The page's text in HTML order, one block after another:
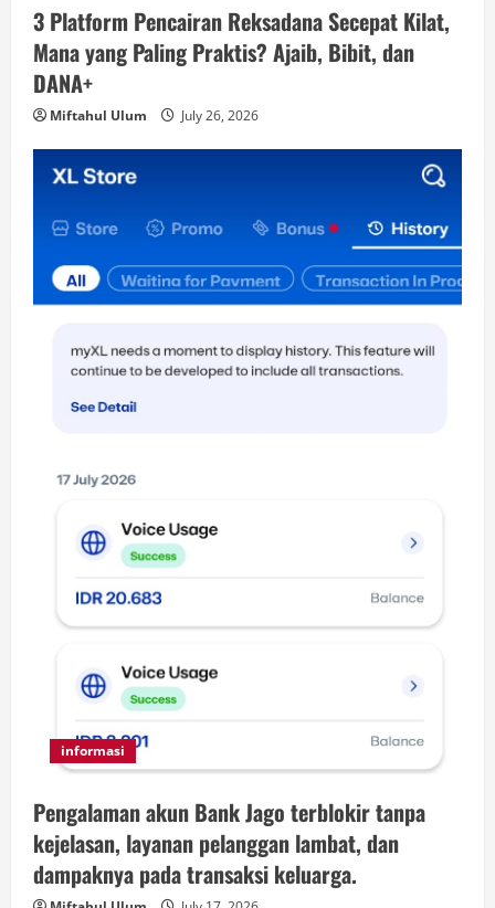
3 Platform Pencairan Reksadana Secepat Kilat,
Mana yang Paling Praktis? Ajaib, Bibit, dan
DANA+
Miftahul Ulum July 26, 2026
informasi
Pengalaman akun Bank Jago terblokir tanpa
kejelasan, layanan pelanggan lambat, dan
dampaknya pada transaksi keluarga.